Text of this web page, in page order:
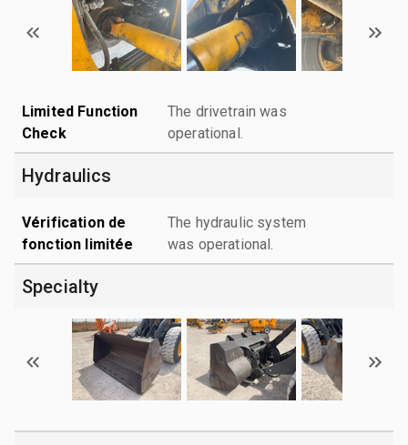
Limited Function
Check
The drivetrain was
operational.
Hydraulics
Vérification de
fonction limitée
The hydraulic system
was operational.
Specialty